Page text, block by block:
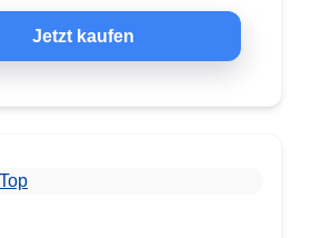
Jetzt kaufen